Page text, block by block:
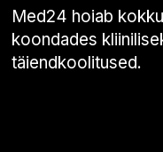
Med24 hoiab
koondades
täiendkoolitused.